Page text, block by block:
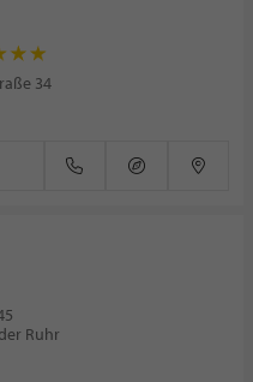
34
Ruhr